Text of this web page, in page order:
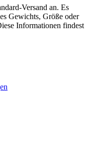
Versand an. Es
Gewichts, Größe oder
Informationen findest